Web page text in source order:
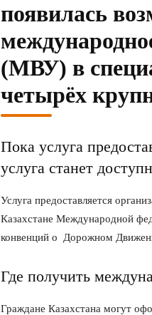
появилась
(МВУ) в
четырёх
Пока услуга
услуга станет
Услуга предоставляется
Казахстане Международной
конвенций о Дорожном
Где получить
Граждане Казахстана могут